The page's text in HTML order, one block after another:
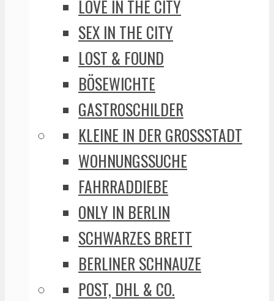
LOVE IN THE CITY
SEX IN THE CITY
LOST & FOUND
BÖSEWICHTE
GASTROSCHILDER
KLEINE IN DER GROSSSTADT
WOHNUNGSSUCHE
FAHRRADDIEBE
ONLY IN BERLIN
SCHWARZES BRETT
BERLINER SCHNAUZE
POST, DHL & CO.